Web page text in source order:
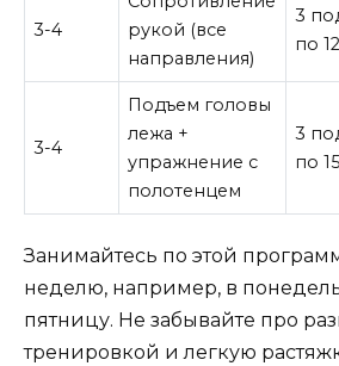
3-4
рукой (все
направления)
3
по
3-4
Подъем головы
лежа +
упражнение с
полотенцем
3
по
Занимайтесь по этой
неделю, например, в
пятницу. Не забывайте про
тренировкой и легкую